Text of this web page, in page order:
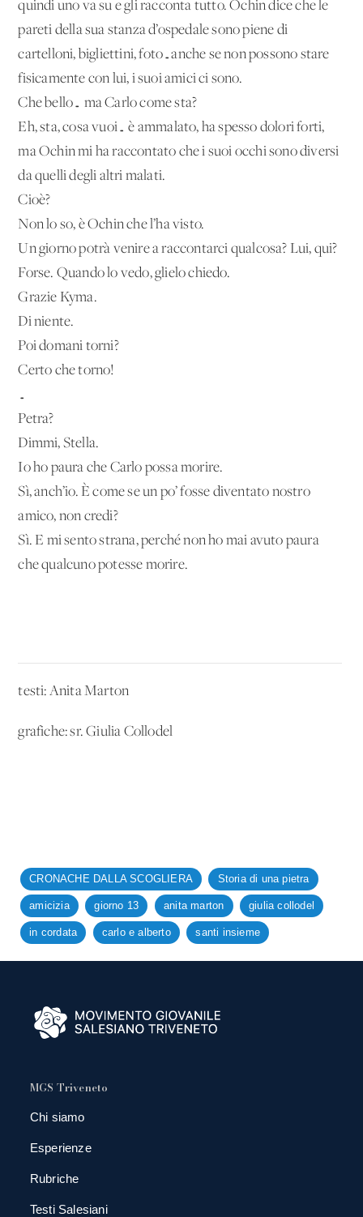
quindi uno va su e gli racconta tutto. Ochin dice che le
pareti della sua stanza d’ospedale sono piene di
cartelloni, bigliettini, foto…anche se non possono stare
fisicamente con lui, i suoi amici ci sono.
Che bello… ma Carlo come sta?
Eh, sta, cosa vuoi… è ammalato, ha spesso dolori forti,
ma Ochin mi ha raccontato che i suoi occhi sono diversi
da quelli degli altri malati.
Cioè?
Non lo so, è Ochin che l’ha visto.
Un giorno potrà venire a raccontarci qualcosa? Lui, qui?
Forse. Quando lo vedo, glielo chiedo.
Grazie Kyma.
Di niente.
Poi domani torni?
Certo che torno!
…
Petra?
Dimmi, Stella.
Io ho paura che Carlo possa morire.
Sì, anch’io. È come se un po’ fosse diventato nostro
amico, non credi?
Sì. E mi sento strana, perché non ho mai avuto paura
che qualcuno potesse morire.
testi: Anita Marton
grafiche: sr. Giulia Collodel
CRONACHE DALLA SCOGLIERA Storia di una pietra
amicizia giorno 13 anita marton giulia collodel
in cordata carlo e alberto santi insieme
MGS Triveneto
Chi siamo
Esperienze
Rubriche
Testi Salesiani